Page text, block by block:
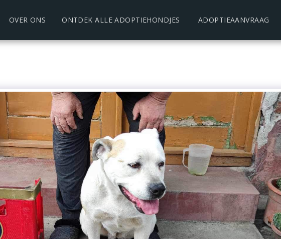
OVER ONS ONTDEK ALLE ADOPTIEHONDJES ADOPTIEAANVRAAG